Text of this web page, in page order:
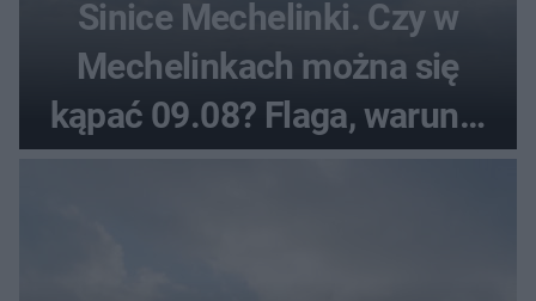
Sinice Mechelinki. Czy w
Mechelinkach można się
kąpać 09.08? Flaga, warunki
pogodowe